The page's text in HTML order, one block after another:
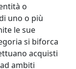
o
uno o più
le sue
si biforca
acquisti
ambiti